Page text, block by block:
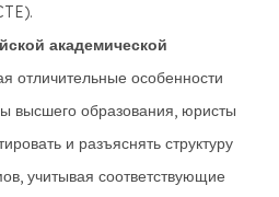
академической
отличительные особенности
высшего образования, юристы
и разъяснять структуру
учитывая соответствующие